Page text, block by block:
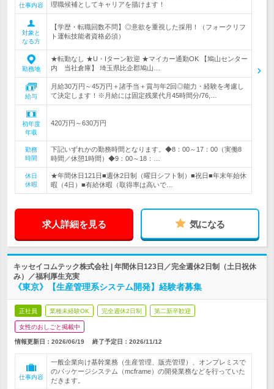
仕事内容
理職候補としてキャリアを描けます！
対象と
なる方
【学歴・転職回数不問】◎意欲を重視した採用！（フォークリフ
ト運転技能者資格必須）
勤務地
★転勤なし ★U・Iターン歓迎 ★マイカー通勤OK 【鳩山センター
内 当社倉庫】 埼玉県比企郡鳩山…
給与
月給30万円～45万円＋諸手当＋賞与年2回◎能力・経験を考慮し
て決定します！※月給には固定残業代月45時間分/76,…
初年度
年収
420万円～630万円
勤務
時間
下記いずれかの勤務時間となります。◆8：00～17：00（実働8
時間／休憩1時間）◆9：00～18：…
休日
休暇
★年間休日121日■週休2日制（曜日シフト制）■祝日■年末年始休
暇（4日）■有給休暇（取得率は高いで…
求人詳細を見る 気になる
キッセイコムテック株式会社 | 年間休日123日／完全週休2日制（土日祝休
み）／福利厚生充実
《東京》【生産管理系システム開発】経験者募集
正社員 業種未経験OK 完全週休2日制 第二新卒歓迎
女性のおしごと掲載中
情報更新日：2026/06/19 終了予定日： 2026/11/12
仕事内容
一般企業向け基幹業務（生産管理、販売管理）、オンプレミスで
のパッケージシステム（mcframe）の開発業務などを行っていた
だきます。